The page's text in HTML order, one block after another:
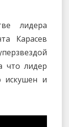
лидера
Карасев
что лидер
искушен и